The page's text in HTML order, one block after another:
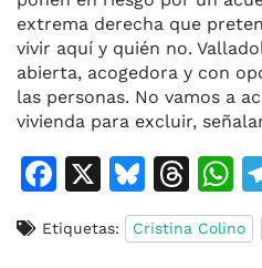
extrema derecha que
vivir aquí y quién no.
abierta, acogedora y con
las personas. No vamos a
vivienda para excluir,
F
c
X
Bl
u
e
T
h
re
h
Etiquetas: Cristina Colino